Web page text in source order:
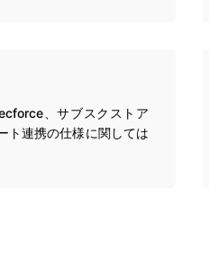
、サブスクストア
ト連携の仕様に関しては